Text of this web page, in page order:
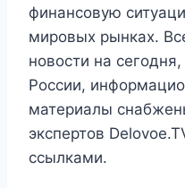
финансовую
мировых рынках.
новости на
России,
материалы
экспертов
ссылками.